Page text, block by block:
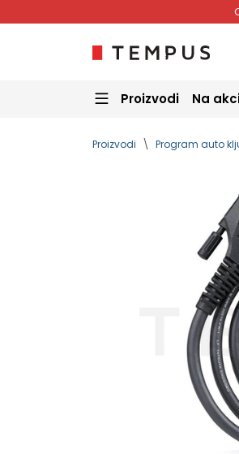
Proizvodi Na
Proizvodi Program auto